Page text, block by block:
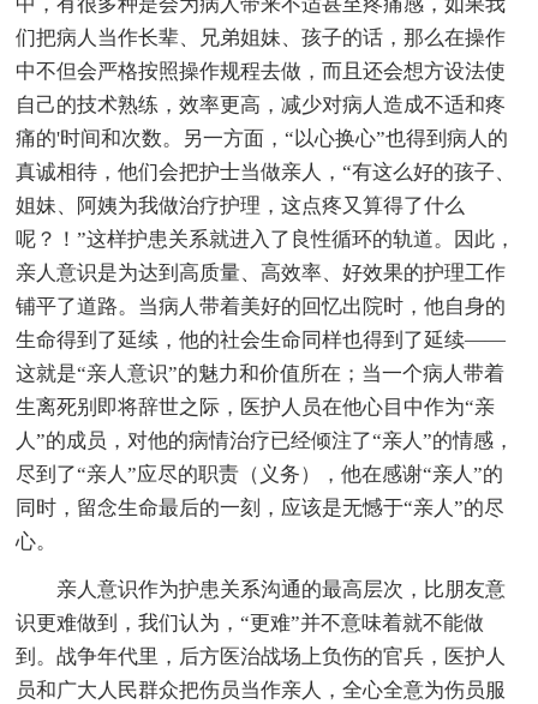
中，有很多种是会为病人带来不适甚至疼痛感，如果我
们把病人当作长辈、兄弟姐妹、孩子的话，那么在操作
中不但会严格按照操作规程去做，而且还会想方设法使
自己的技术熟练，效率更高，减少对病人造成不适和疼
痛的'时间和次数。另一方面，“以心换心”也得到病人的
真诚相待，他们会把护士当做亲人，“有这么好的孩子、
姐妹、阿姨为我做治疗护理，这点疼又算得了什么
呢？！”这样护患关系就进入了良性循环的轨道。因此，
亲人意识是为达到高质量、高效率、好效果的护理工作
铺平了道路。当病人带着美好的回忆出院时，他自身的
生命得到了延续，他的社会生命同样也得到了延续——
这就是“亲人意识”的魅力和价值所在；当一个病人带着
生离死别即将辞世之际，医护人员在他心目中作为“亲
人”的成员，对他的病情治疗已经倾注了“亲人”的情感，
尽到了“亲人”应尽的职责（义务），他在感谢“亲人”的
同时，留念生命最后的一刻，应该是无憾于“亲人”的尽
心。
亲人意识作为护患关系沟通的最高层次，比朋友意
识更难做到，我们认为，“更难”并不意味着就不能做
到。战争年代里，后方医治战场上负伤的官兵，医护人
员和广大人民群众把伤员当作亲人，全心全意为伤员服